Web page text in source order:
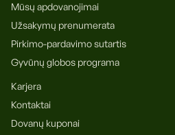
Mūsų apdovanojimai
Užsakymų prenumerata
Pirkimo-pardavimo sutartis
Gyvūnų globos programa
Karjera
Kontaktai
Dovanų kuponai